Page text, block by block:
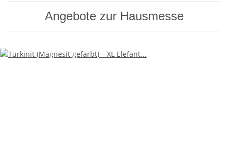
Angebote zur Hausmesse